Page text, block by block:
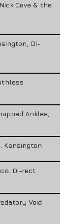
Cave & the
Di-
Ankles,
Kensington
Di-rect
Void